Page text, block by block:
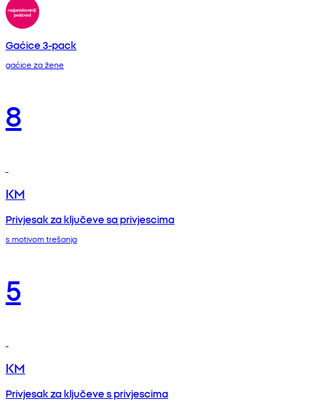
Gaćice 3-pack
gaćice za žene
8
KM
Privjesak za ključeve sa privjescima
s motivom trešanja
5
KM
Privjesak za ključeve s privjescima